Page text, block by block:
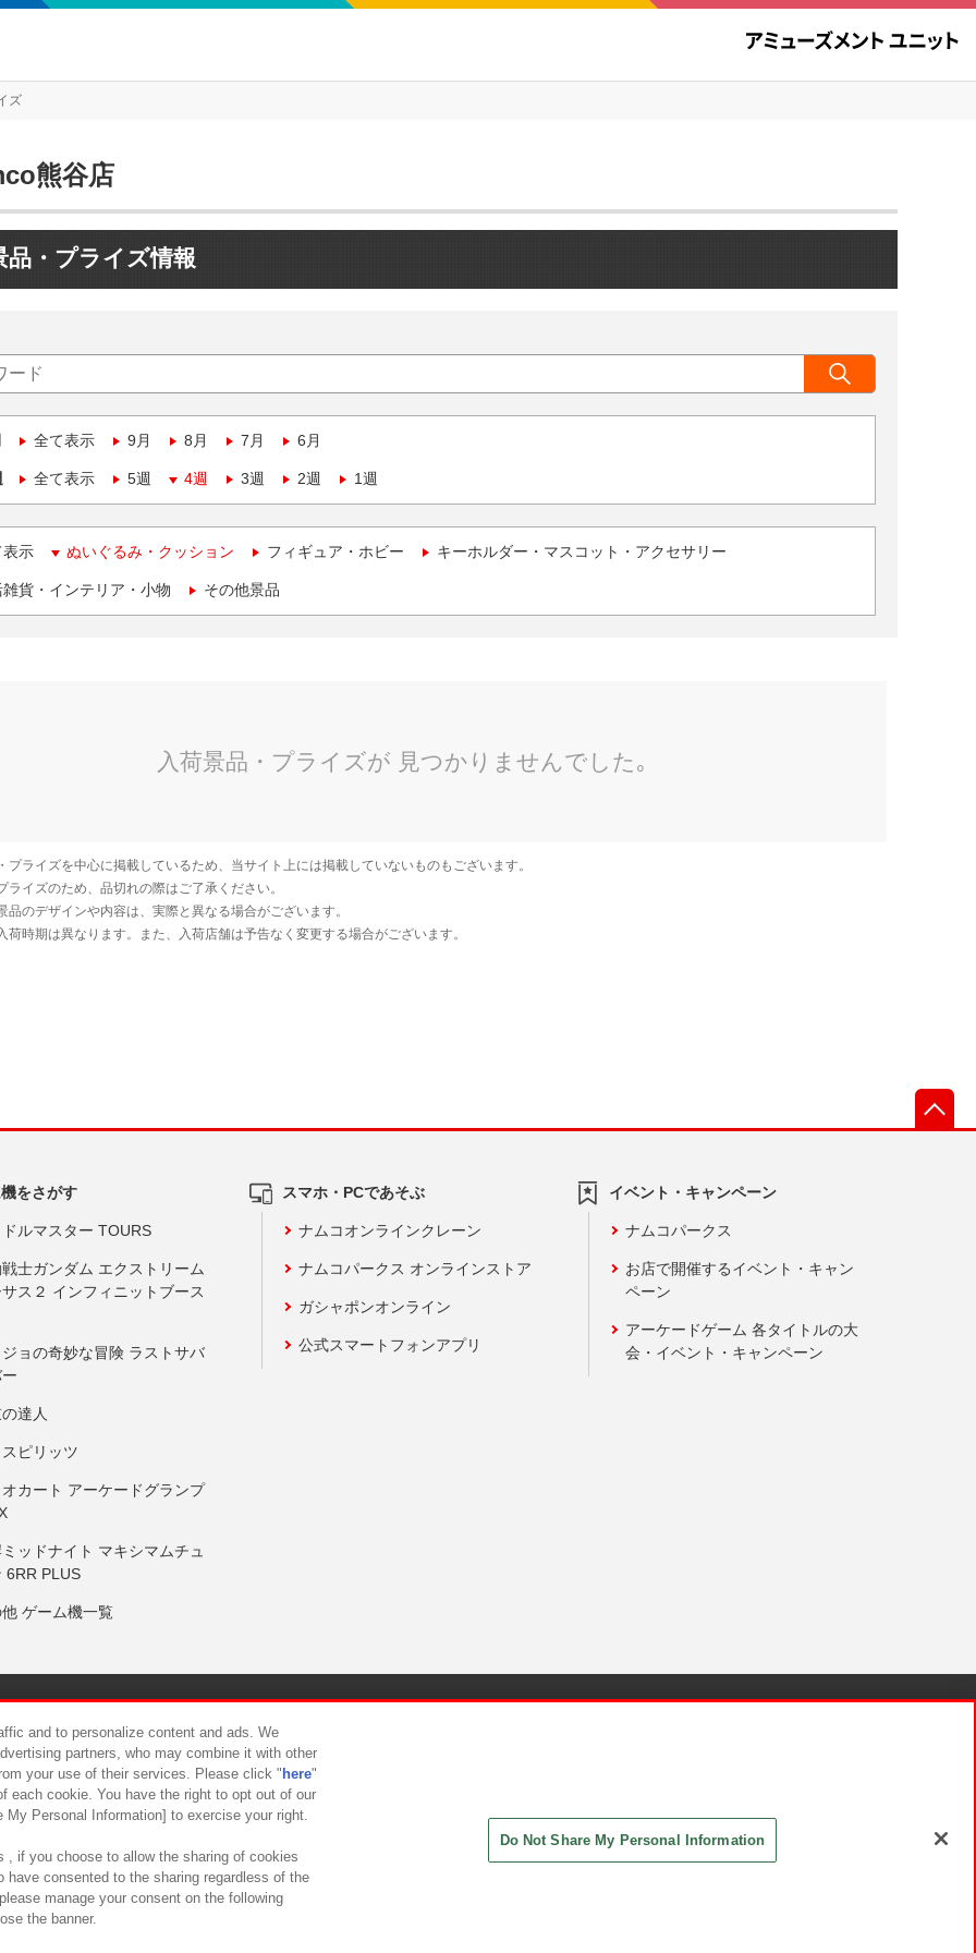
ズ
熊谷店
品・プライズ情報
全て表示 9月 8月 7月 6月
全て表示 5週 4週 3週 2週 1週
表示 ぬいぐるみ・クッション フィギュア・ホビー キーホルダー・マスコット・アクセサリー
貨・インテリア・小物 その他景品
をさがす
ルマスター TOURS
士ガンダム エクストリーム
ス２ インフィニットブース
ョの奇妙な冒険 ラストサバ
達人
ピリッツ
カート アーケードグランプ
ッドナイト マキシマムチュ
6RR PLUS
ゲーム機一覧
スマホ・PCであそぶ
ナムコオンラインクレーン
ナムコパークス オンラインストア
ガシャポンオンライン
公式スマートフォンアプリ
イベント・キャンペーン
ナムコパークス
お店で開催するイベント・キャン
ペーン
アーケードゲーム 各タイトルの大
会・イベント・キャンペーン
について カスタマーハラスメント対応方針
and to personalize content and ads. We
partners, who may combine it with other
your use of their services. Please click " here"
each cookie. You have the right to opt out of our
Personal Information] to exercise your right.
, if you choose to allow the sharing of cookies
have consented to the sharing regardless of the
manage your consent on the following
the banner.
Do Not Share My Personal Information